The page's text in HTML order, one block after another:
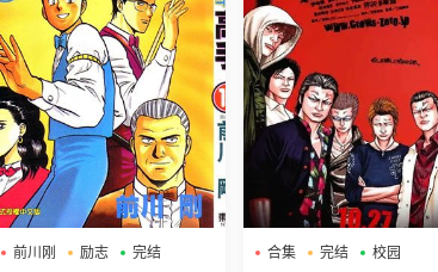
前川刚 励志 完结 合集 完结 校园